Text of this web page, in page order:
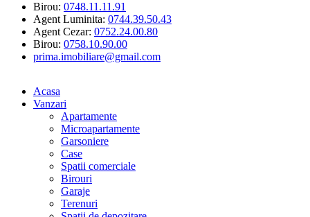
Birou: 0748.11.11.91
Agent Luminita: 0744.39.50.43
Agent Cezar: 0752.24.00.80
Birou: 0758.10.90.00
prima.imobiliare@gmail.com
Acasa
Vanzari
Apartamente
Microapartamente
Garsoniere
Case
Spatii comerciale
Birouri
Garaje
Terenuri